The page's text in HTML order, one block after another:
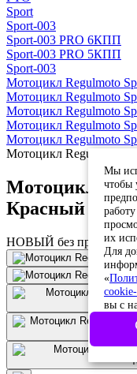
Sport
Sport-003
Sport-003 PRO 6КПП
Sport-003 PRO 5КПП
Sport-003
Мотоцикл Regulmoto
Мотоцикл Regulmoto
Мотоцикл Regulmoto
Мотоцикл Regulmoto
Мотоцикл Regulmoto
Мотоцикл Regulmoto
Мотоцикл
Красный (арт.
НОВЫЙ без пробега
Мы
чтобы
их
Для
«
вы с